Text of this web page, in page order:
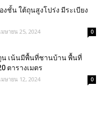
ชั้น ใต้ถุนสูงโปร่ง มีระเบียง
เมษายน 25, 2024 0
น เน้นมีพื้นที่ชานบ้าน พื้นที่
ตารางเมตร
เมษายน 12, 2024 0